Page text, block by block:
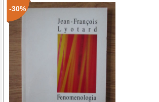
-30%